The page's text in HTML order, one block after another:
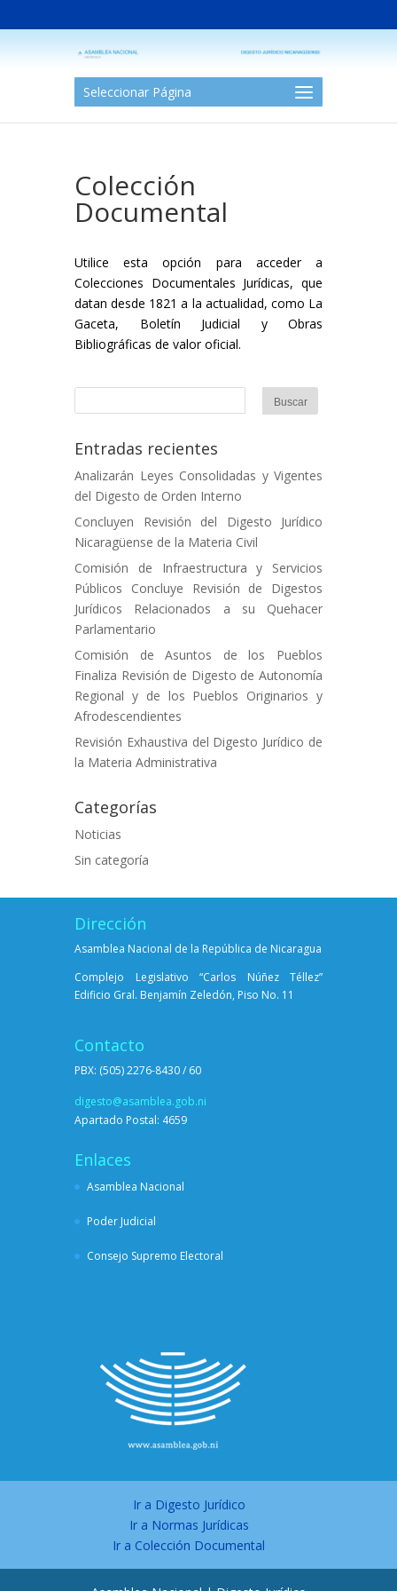
Seleccionar Página
Colección
Documental
Utilice esta opción para acceder a
Colecciones Documentales Jurídicas, que
datan desde 1821 a la actualidad, como La
Gaceta, Boletín Judicial y Obras
Bibliográficas de valor oficial.
Entradas recientes
Analizarán Leyes Consolidadas y Vigentes
del Digesto de Orden Interno
Concluyen Revisión del Digesto Jurídico
Nicaragüense de la Materia Civil
Comisión de Infraestructura y Servicios
Públicos Concluye Revisión de Digestos
Jurídicos Relacionados a su Quehacer
Parlamentario
Comisión de Asuntos de los Pueblos
Finaliza Revisión de Digesto de Autonomía
Regional y de los Pueblos Originarios y
Afrodescendientes
Revisión Exhaustiva del Digesto Jurídico de
la Materia Administrativa
Categorías
Noticias
Sin categoría
Dirección
Asamblea Nacional de la República de Nicaragua
Complejo Legislativo “Carlos Núñez Téllez”
Edificio Gral. Benjamín Zeledón, Piso No. 11
Contacto
PBX: (505) 2276-8430 / 60
digesto@asamblea.gob.ni
Apartado Postal: 4659
Enlaces
Asamblea Nacional
Poder Judicial
Consejo Supremo Electoral
Ir a Digesto Jurídico
Ir a Normas Jurídicas
Ir a Colección Documental